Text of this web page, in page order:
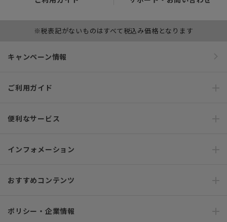
※税表記がないものはすべて税込み価格となります
キャンペーン情報
ご利用ガイド
便利なサービス
インフォメーション
おすすめコンテンツ
ポリシー・企業情報